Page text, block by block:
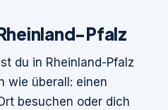
Pfalz
du in Rheinland-Pfalz
wie überall: einen
besuchen oder dich